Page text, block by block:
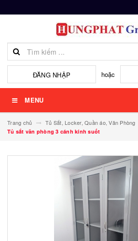
ĐĂNG NHẬP hoặc
MENU
Trang chủ Tủ Sắt, Locker, Quần áo, Văn Phòng
Tủ sắt văn phòng 3 cánh kính suốt